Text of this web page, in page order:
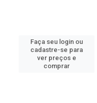
Faça seu login ou
cadastre-se para
ver preços e
comprar